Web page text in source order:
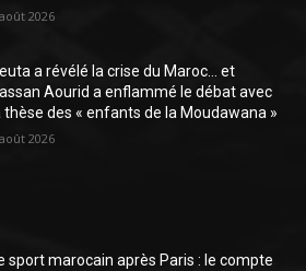
2026
a révélé la crise du Maroc… et
Aourid a enflammé le débat avec
thèse des « enfants de la Moudawana »
2026
sport marocain après Paris : le compte